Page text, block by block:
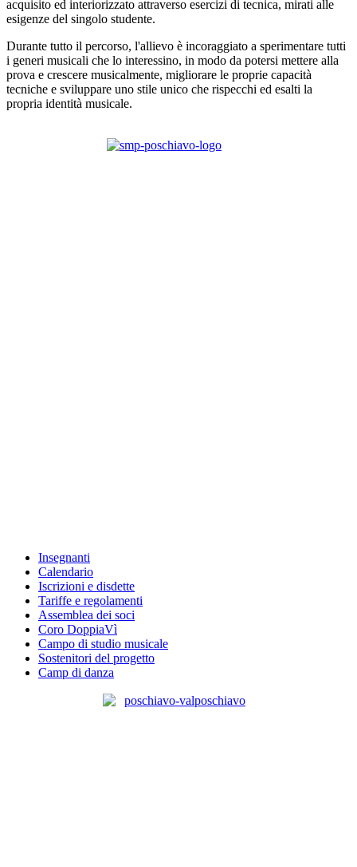
acquisito ed interiorizzato attraverso esercizi di tecnica, mirati alle
esigenze del singolo studente.
Durante tutto il percorso, l'allievo è incoraggiato a sperimentare tutti
i generi musicali che lo interessino, in modo da potersi mettere alla
prova e crescere musicalmente, migliorare le proprie capacità
tecniche e sviluppare uno stile unico che rispecchi ed esalti la
propria identità musicale.
Insegnanti
Calendario
Iscrizioni e disdette
Tariffe e regolamenti
Assemblea dei soci
Coro DoppiaVì
Campo di studio musicale
Sostenitori del progetto
Camp di danza